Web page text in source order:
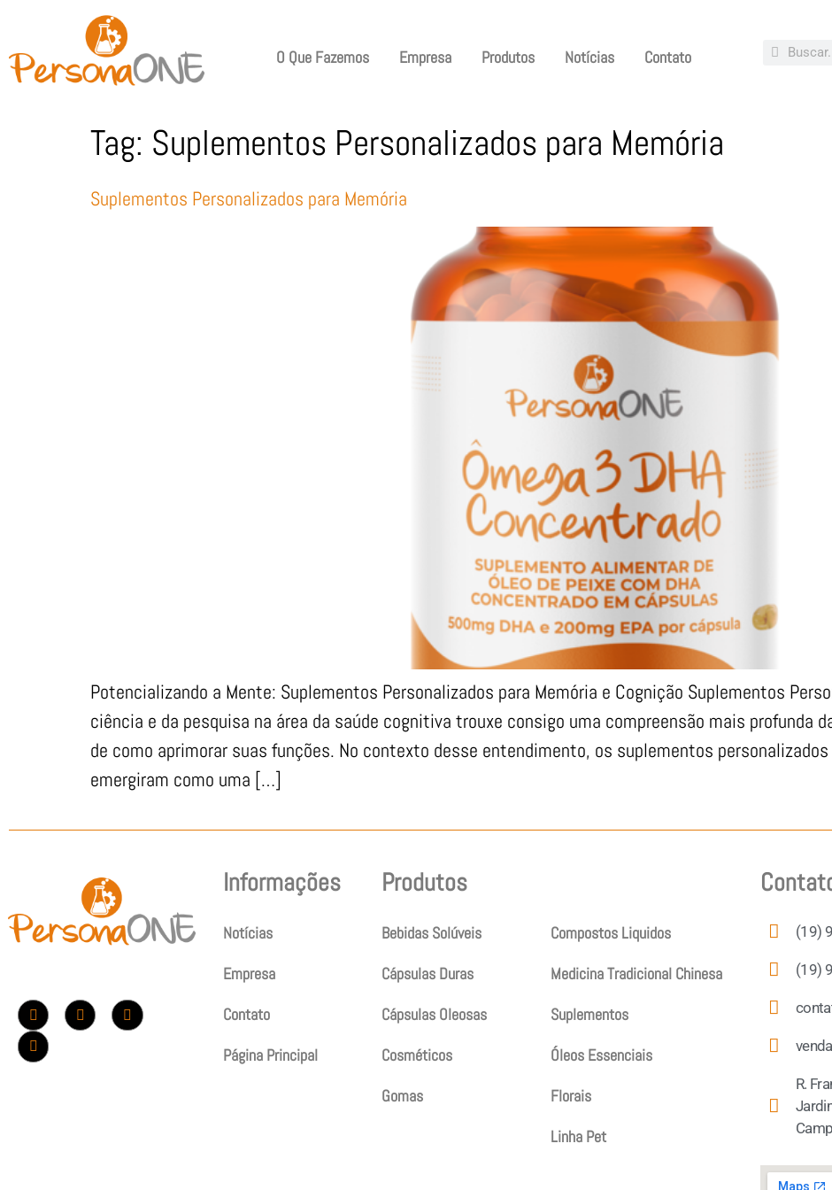
O Que Fazemos Empresa Produtos Notícias Contato
Tag: Suplementos Personalizados para Memória
Suplementos Personalizados para Memória
Potencializando a Mente: Suplementos Personalizados para Memória e Cognição Suplementos
ciência e da pesquisa na área da saúde cognitiva trouxe consigo uma compreensão mais profunda
de como aprimorar suas funções. No contexto desse entendimento, os suplementos
emergiram como uma […]
Informações
Notícias
Empresa
Contato
Página Principal
Produtos
Bebidas Solúveis
Cápsulas Duras
Cápsulas Oleosas
Cosméticos
Gomas
Compostos Liquidos
Medicina Tradicional Chinesa
Suplementos
Óleos Essenciais
Florais
Linha Pet
(19)
(19)
R.